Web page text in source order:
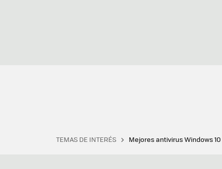
TEMAS DE INTERÉS Mejores antivirus Windows 10